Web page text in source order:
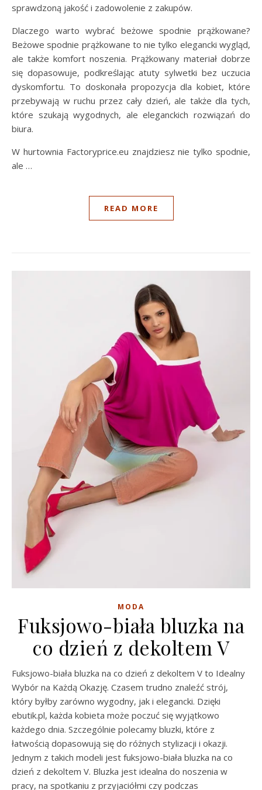
sprawdzoną jakość i zadowolenie z zakupów.
Dlaczego warto wybrać beżowe spodnie prążkowane?
Beżowe spodnie prążkowane to nie tylko elegancki wygląd,
ale także komfort noszenia. Prążkowany materiał dobrze
się dopasowuje, podkreślając atuty sylwetki bez uczucia
dyskomfortu. To doskonała propozycja dla kobiet, które
przebywają w ruchu przez cały dzień, ale także dla tych,
które szukają wygodnych, ale eleganckich rozwiązań do
biura.
W hurtownia Factoryprice.eu znajdziesz nie tylko spodnie,
ale …
READ MORE
MODA
Fuksjowo-biała bluzka na
co dzień z dekoltem V
Fuksjowo-biała bluzka na co dzień z dekoltem V to Idealny
Wybór na Każdą Okazję. Czasem trudno znaleźć strój,
który byłby zarówno wygodny, jak i elegancki. Dzięki
ebutik.pl, każda kobieta może poczuć się wyjątkowo
każdego dnia. Szczególnie polecamy bluzki, które z
łatwością dopasowują się do różnych stylizacji i okazji.
Jednym z takich modeli jest fuksjowo-biała bluzka na co
dzień z dekoltem V. Bluzka jest idealna do noszenia w
pracy, na spotkaniu z przyjaciółmi czy podczas